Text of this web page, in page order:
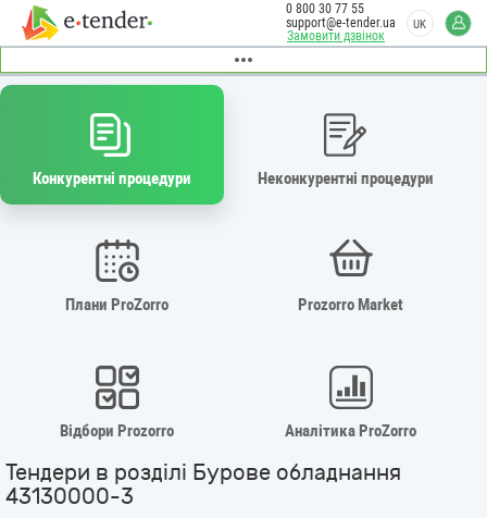
Замовити дзвінок
0 800 30 77 55
support@e-tender.ua
UK
Конкурентні процедури Неконкурентні процедури
Плани ProZorro Prozorro Market
Відбори Prozorro Аналітика ProZorro
Тендери в розділі Бурове обладнання
43130000-3